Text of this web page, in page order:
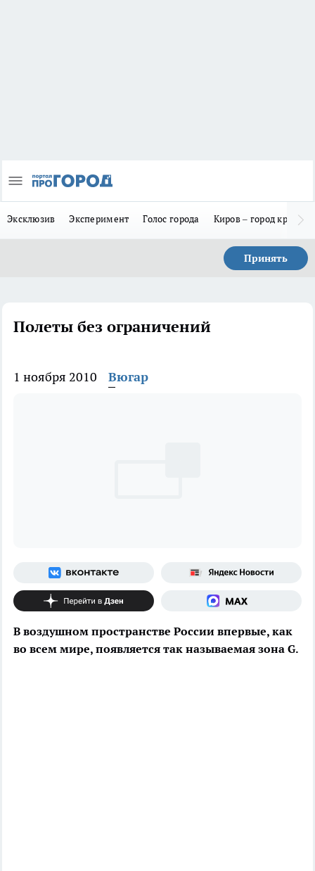
Эксклюзив Эксперимент Голос города Киров – город
Принять
Полеты без ограничений
1 ноября 2010 Вюгар
В воздушном пространстве России впервые, как
во всем мире, появляется так называемая зона G.